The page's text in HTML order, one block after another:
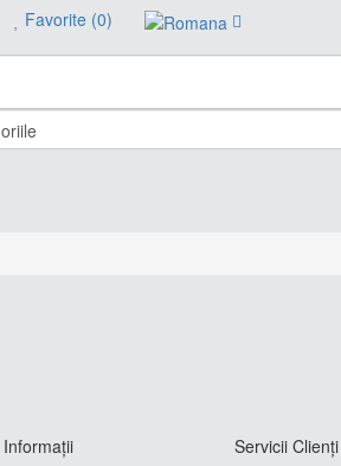
Favorite (0)
Informaţii
Servicii Clienţi